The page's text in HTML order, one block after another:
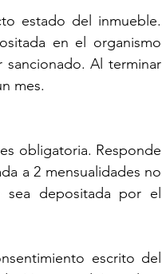
estado del inmueble.
en el organismo
Al terminar
mes.
obligatoria. Responde
a 2 mensualidades no
depositada por el
escrito del